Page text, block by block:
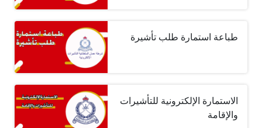
طباعة استمارة طلب تأشيرة
الاستمارة الإلكترونية للتأشيرات
والإقامة